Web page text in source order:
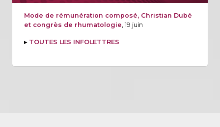
Mode de rémunération composé, Christian Dubé
et congrès de rhumatologie , 19 juin
▸ TOUTES LES INFOLETTRES